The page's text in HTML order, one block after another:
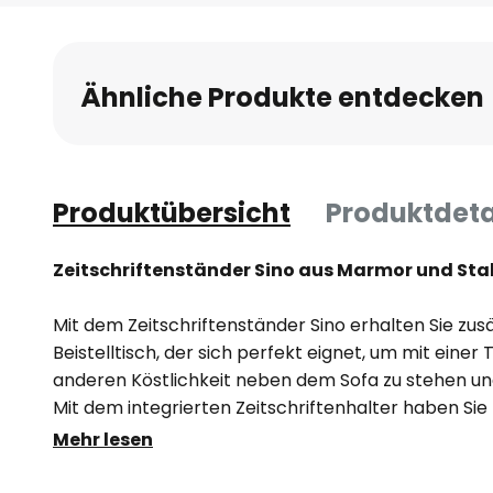
Bildgalerie
springen
Ähnliche Produkte entdecken
Produktübersicht
Zeitschriftenständer Sino aus Marmor und
Mit dem Zeitschriftenständer Sino erhalten Sie
Beistelltisch, der sich perfekt eignet, um mit einer
anderen Köstlichkeit neben dem Sofa zu stehen
Mit dem integrierten Zeitschriftenhalter haben
zeitschriften immer griffbereit.
Mehr lesen